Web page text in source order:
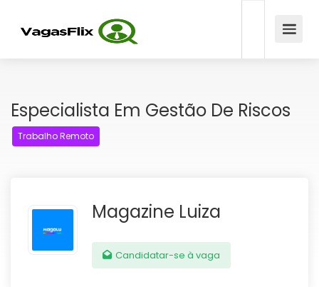
Especialista Em Gestão De Riscos
Trabalho Remoto
Magazine Luiza
Candidatar-se à vaga